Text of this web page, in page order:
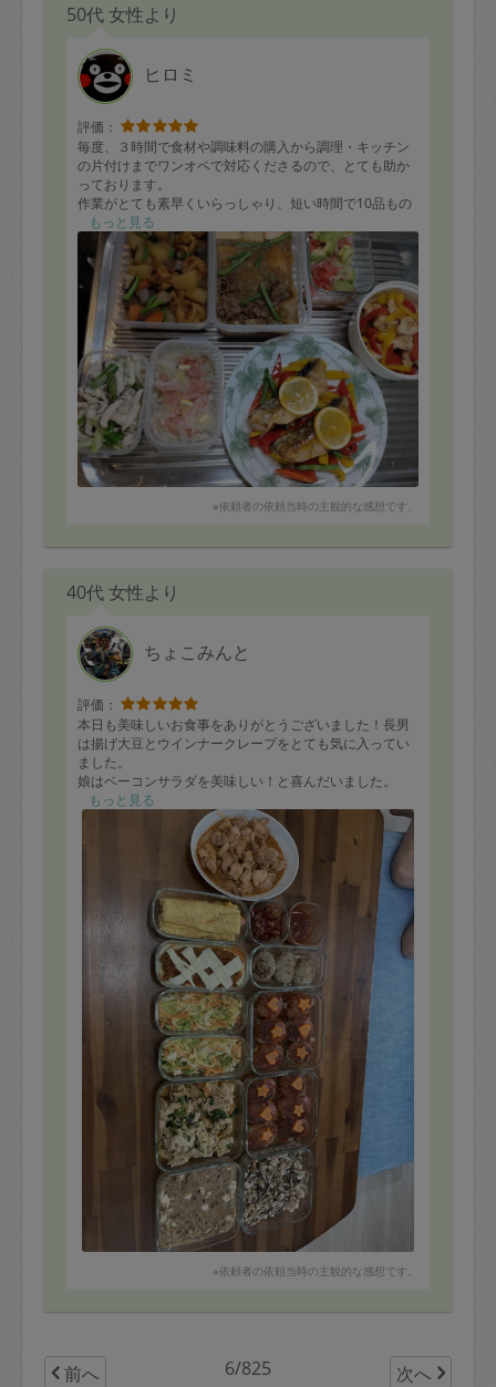
50代 女性より
ヒロミ
評価：
毎度、３時間で食材や調味料の購入から調理・キッチン
の片付けまでワンオペで対応くださるので、とても助か
っております。
作業がとても素早くいらっしゃり、短い時間で10品もの
作り置きをご用意いただきありがとうございます。
メニューも野菜を中心としたヘルシーなものばかりで、
とてもありがたいです。
かれこれ２年以上お世話になっておりますが、もはや我
が家はヒロミさんのお料理なしの生活は考えられませ
ん。
もっと見る
※依頼者の依頼当時の主観的な感想です。
40代 女性より
ちょこみんと
評価：
本日も美味しいお食事をありがとうございました！長男
は揚げ大豆とウインナークレープをとても気に入ってい
ました。
娘はベーコンサラダを美味しい！と喜んだいました。
また宜しくお願い致します！
来月の申し込みもさせていただきます。
もっと見る
※依頼者の依頼当時の主観的な感想です。
前へ 6/825 次へ